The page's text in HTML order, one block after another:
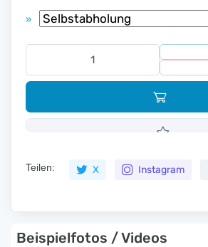
»
Teilen: X Instagram
Beispielfotos / Videos